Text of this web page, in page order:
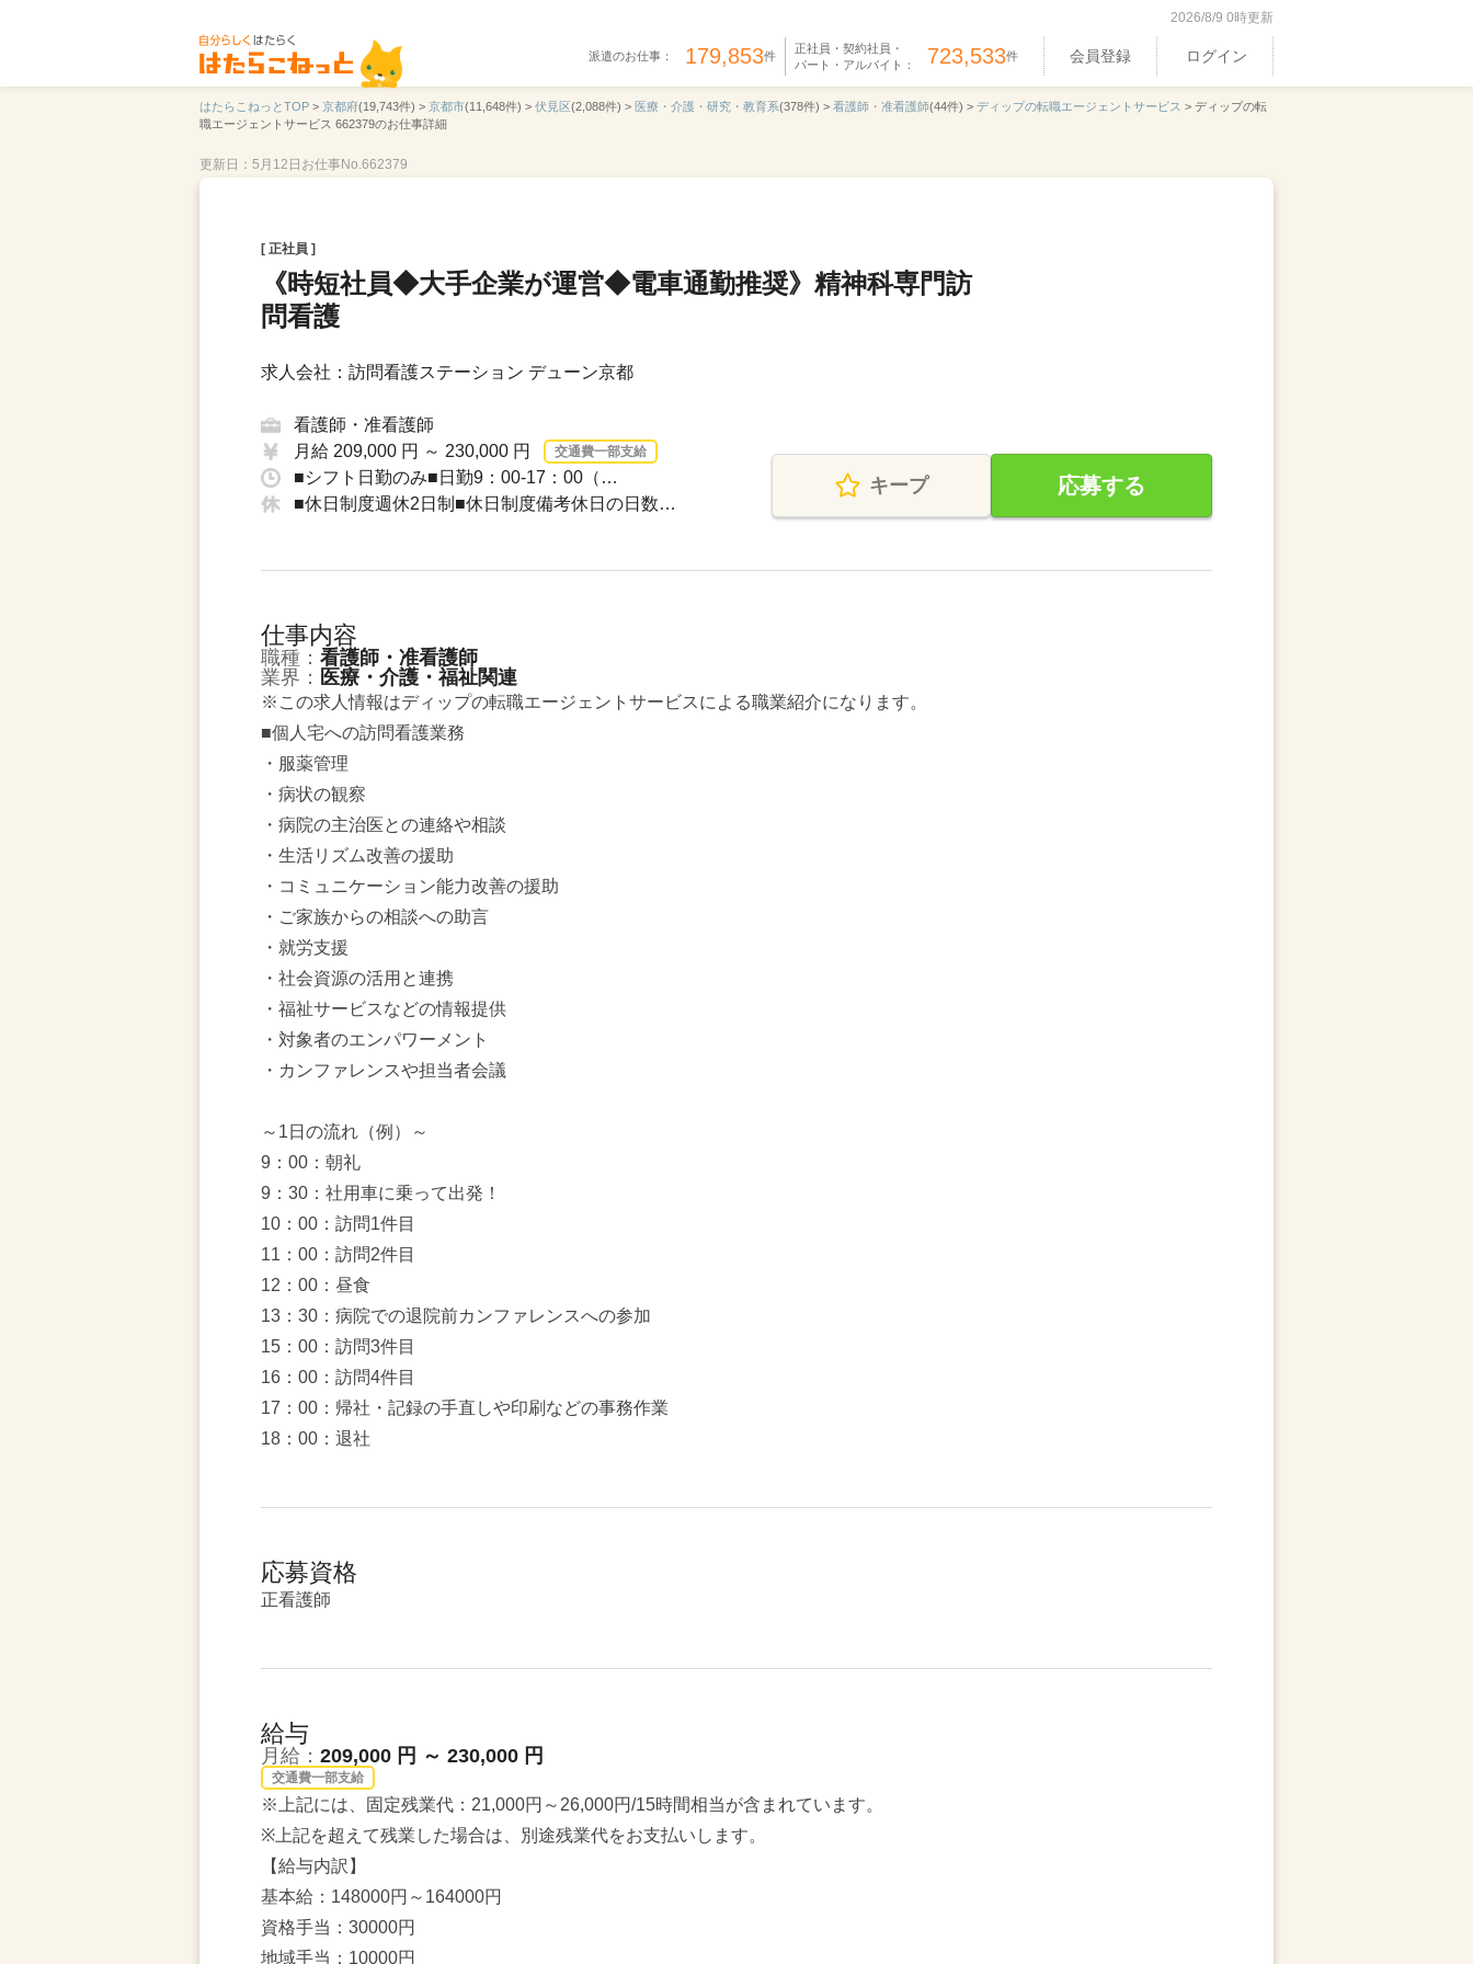
2026/8/9 0時更新
派遣のお仕事： 179,853件
正社員・契約社員・
パート・アルバイト： 723,533件 会員登録 ログイン
はたらこねっとTOP > 京都府(19,743件) > 京都市(11,648件) > 伏見区(2,088件) > 医療・介護・研究・教育系(378件) > 看護師・准看護師(44件) > ディップの転職エージェントサービス > ディップの転
職エージェントサービス 662379のお仕事詳細
更新日：5月12日 お仕事No.662379
[ 正社員 ]
《時短社員◆大手企業が運営◆電車通勤推奨》精神科専門訪
問看護
求人会社：訪問看護ステーション デューン京都
看護師・准看護師
月給 209,000 円 ～ 230,000 円
交通費一部支給
■シフト日勤のみ■日勤9：00-17：00（…
■休日制度週休2日制■休日制度備考休日の日数…
キープ 応募する
仕事内容
職種： 看護師・准看護師
業界： 医療・介護・福祉関連
※この求人情報はディップの転職エージェントサービスによる職業紹介になります。
■個人宅への訪問看護業務
・服薬管理
・病状の観察
・病院の主治医との連絡や相談
・生活リズム改善の援助
・コミュニケーション能力改善の援助
・ご家族からの相談への助言
・就労支援
・社会資源の活用と連携
・福祉サービスなどの情報提供
・対象者のエンパワーメント
・カンファレンスや担当者会議
～1日の流れ（例）～
9：00：朝礼
9：30：社用車に乗って出発！
10：00：訪問1件目
11：00：訪問2件目
12：00：昼食
13：30：病院での退院前カンファレンスへの参加
15：00：訪問3件目
16：00：訪問4件目
17：00：帰社・記録の手直しや印刷などの事務作業
18：00：退社
応募資格
正看護師
給与
月給： 209,000 円 ～ 230,000 円
交通費一部支給
※上記には、固定残業代：21,000円～26,000円/15時間相当が含まれています。
※上記を超えて残業した場合は、別途残業代をお支払いします。
【給与内訳】
基本給：148000円～164000円
資格手当：30000円
地域手当：10000円